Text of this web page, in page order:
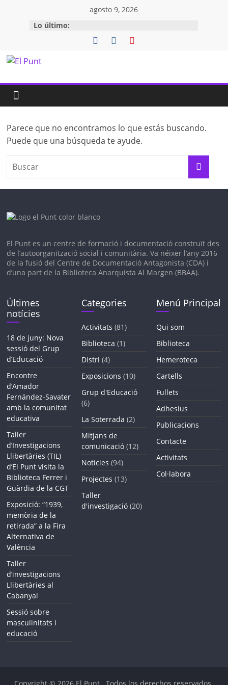
contenido
agosto 9, 2026
Lo último:
El
Punt
Espai
de
aprenentatge
Parece que no encontramos lo que estás buscando.
Puede que una búsqueda te ayude.
El Punt es un centre de formació i documentació construït des
de l’autoorganització social i comunitària. Va néixer l’any 2016
de la fusió del Centre de Documentació Antagonista (CDA) i
d’una part de la Biblioteca Anarquista Al Margen (BBAA).
Últimes
notícies
18 de juny: Nova
sessió del Grup
d’Educació
Encontre
d’Amador
Fernández-Savater
amb la comunitat
educativa
Taller
d’Investigacions
Llibertàries (TIL)
d’El Punt visita la
Biblioteca Ferrer i
Guàrdia de la CGT
Exposició: “1939,
memòria de la
retirada” a la Fira
Alternativa de
València
Taller
d’investigacions
Llibertàries al
Cabanyal
Sessió sobre
masculinitats i
educació
Categories
Activitats (81)
Biblioteca (1)
Distri (4)
Exposicions (10)
Grup d'Educació
(6)
La Soterrada (2)
Mitjans de
comunicació (12)
Notícies (94)
Projectes (13)
Taller
d'investigació (20)
Menú Principal
Qui som
Biblioteca
Hemeroteca
Cartells
Fullets
Adhesius
Publicacions
Contacte
Activitats
Col·labora